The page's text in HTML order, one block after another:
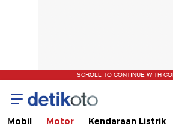
SCROLL TO CONTINUE WITH
Mobil Motor Kendaraan Listrik